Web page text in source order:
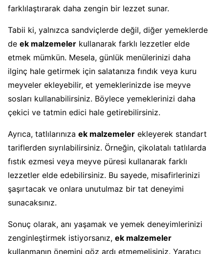
farklılaştırarak daha zengin bir lezzet sunar.
Tabii ki, yalnızca sandviçlerde değil, diğer yemeklerde
de ek malzemeler kullanarak farklı lezzetler elde
etmek mümkün. Mesela, günlük menülerinizi daha
ilginç hale getirmek için salatanıza fındık veya kuru
meyveler ekleyebilir, et yemeklerinizde ise meyve
sosları kullanabilirsiniz. Böylece yemeklerinizi daha
çekici ve tatmin edici hale getirebilirsiniz.
Ayrıca, tatlılarınıza ek malzemeler ekleyerek standart
tariflerden sıyrılabilirsiniz. Örneğin, çikolatalı tatlılarda
fıstık ezmesi veya meyve püresi kullanarak farklı
lezzetler elde edebilirsiniz. Bu sayede, misafirlerinizi
şaşırtacak ve onlara unutulmaz bir tat deneyimi
sunacaksınız.
Sonuç olarak, anı yaşamak ve yemek deneyimlerinizi
zenginleştirmek istiyorsanız, ek malzemeler
kullanmanın önemini göz ardı etmemelisiniz. Yaratıcı